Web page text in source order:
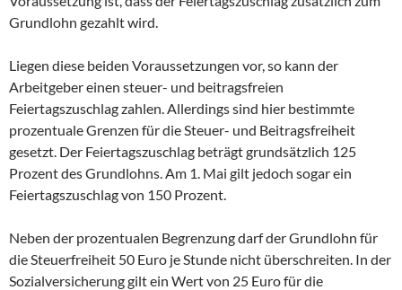
Grundlohn gezahlt wird.
Liegen diese beiden Voraussetzungen vor, so kann der
Arbeitgeber einen steuer- und beitragsfreien
Feiertagszuschlag zahlen. Allerdings sind hier bestimmte
prozentuale Grenzen für die Steuer- und Beitragsfreiheit
gesetzt. Der Feiertagszuschlag beträgt grundsätzlich 125
Prozent des Grundlohns. Am 1. Mai gilt jedoch sogar ein
Feiertagszuschlag von 150 Prozent.
Neben der prozentualen Begrenzung darf der Grundlohn für
die Steuerfreiheit 50 Euro je Stunde nicht überschreiten. In der
Sozialversicherung gilt ein Wert von 25 Euro für die